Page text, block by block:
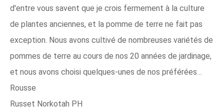
d'entre vous savent que je crois fermement à la culture
de plantes anciennes, et la pomme de terre ne fait pas
exception. Nous avons cultivé de nombreuses variétés de
pommes de terre au cours de nos 20 années de jardinage,
et nous avons choisi quelques-unes de nos préférées…
Rousse
Russet Norkotah PH